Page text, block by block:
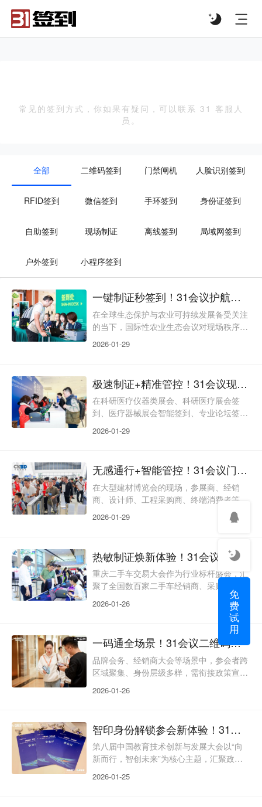
常见的签到方式，你如果有疑问，可以联系 31 客服人
员。
全部 二维码签到 门禁闸机 人脸识别签到
RFID签到 微信签到 手环签到 身份证签到
自助签到 现场制证 离线签到 局域网签到
户外签到 小程序签到
一键制证秒签到！31会议护航云南农泽生物多样性大会
在全球生态保护与农业可持续发展备受关注
的当下，国际性农业生态会议对现场秩序管
复杂、环节繁多，传统签到制证模式易出现
深度适配农业、生态类国际会议需求，融合
绿色办会、高效核验、精细化管理，其核心
的制证签到系统性能稳定，成功落地第三届
到制证服务护航盛会
2026-01-29
极速制证+精准管控！31会议现场制证为科研医疗展会打造智慧签到新范式
在科研医疗仪器类展会、科研医疗展会签
到、医疗器械展会智能签到、专业论坛签到
备厂商、采购商、院校代表等多个层级。展
放大：提前制证易遗漏临时嘉宾，现场手写
凭证缺乏专业度且信息易出错，证件权限与
展区准入脱节导致管理混乱……这些问题不
仅拉低参会者体验，更影响展会的专业口
碑。31会议现场制证解决
2026-01-29
无感通行+智能管控！31会议门禁闸机为云南建装展打造高效逛展新体验
在大型建材博览会的现场，参展商、经销
商、设计师、工程采购商、终端消费者等多
元群体交织流动，建筑及装饰材料馆、定制
家居馆等多个专业展区的划分，对入场通行
门禁设备往往只能实现基础的“放行/禁止”功
能，不仅在高峰时段易引发拥堵，还存在权
限划分模糊、数据统计滞后等问题，严重影
响参会者的逛展体验和主办方的管理效率。
31会议门禁闸机解决方案，跳出“单一通行
设备”的局限，打
2026-01-29
热敏制证焕新体验！31会议让二手车交易大会通行更高效
重庆二手车交易大会作为行业标杆盛会，汇
聚了全国数百家二手车经销商、采购商、金
融服务机构及终端消费者，设有车辆展示、
交易洽谈、行业论坛、供需对接等多重环
节，参会群体多元且流程衔接紧密。31会议
现场制证以热敏纸质证为核心，打造贴合二
手车行业展会制证方案的高效解决方案，跳
出传统制证“流程繁琐、适配性差”的局限，
凭借“无耗材秒出、全场景联动、灵活应急”
优选，既破解了行
2026-01-26
一码通全场景！31会议二维码签到解锁品牌会务新体验
品牌会务、经销商大会等场景中，参会者跨
区域聚集、身份层级多样，需衔接政策宣
的效率、精准度与场景适配性直接影响整体
捷、智能联动、权限精准”为核心优势，成
为品牌经销商大会智能签到“饮品品牌会议
二维码核验”的优选方案，既让参会者告别
程、沉淀决策数据，
2026-01-26
智印身份解锁参会新体验！31会议现场制证赋能教育技术盛会
第八届中国教育技术创新与发展大会以“向
新而行，智创未来”为核心主题，汇聚政府
者、一线教师及教育科技企业从业者等多元
2026-01-25
免
费
试
用